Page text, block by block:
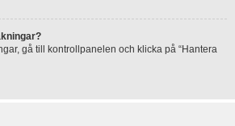
gå till kontrollpanelen och klicka på “Hantera